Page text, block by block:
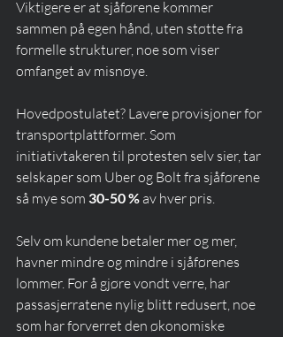
Viktigere er at sjåførene kommer
sammen på egen hånd, uten støtte fra
formelle strukturer, noe som viser
omfanget av misnøye.
Hovedpostulatet? Lavere provisjoner for
transportplattformer. Som
initiativtakeren til protesten selv sier, tar
selskaper som Uber og Bolt fra sjåførene
så mye som 30-50 % av hver pris.
Selv om kundene betaler mer og mer,
havner mindre og mindre i sjåførenes
lommer. For å gjøre vondt verre, har
passasjerratene nylig blitt redusert, noe
som har forverret den økonomiske